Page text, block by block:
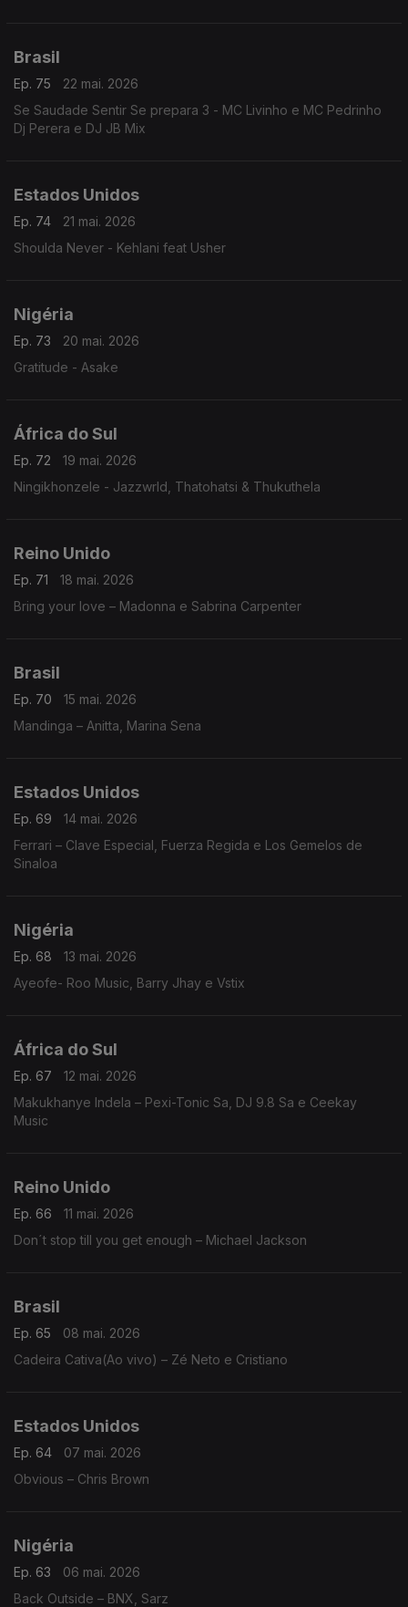
Brasil
Ep. 75
22 mai. 2026
Se Saudade Sentir Se prepara 3 - MC Livinho e MC Pedrinho
Dj Perera e DJ JB Mix
Estados Unidos
Ep. 74
21 mai. 2026
Shoulda Never - Kehlani feat Usher
Nigéria
Ep. 73
20 mai. 2026
Gratitude - Asake
África do Sul
Ep. 72
19 mai. 2026
Ningikhonzele - Jazzwrld, Thatohatsi & Thukuthela
Reino Unido
Ep. 71
18 mai. 2026
Bring your love – Madonna e Sabrina Carpenter
Brasil
Ep. 70
15 mai. 2026
Mandinga – Anitta, Marina Sena
Estados Unidos
Ep. 69
14 mai. 2026
Ferrari – Clave Especial, Fuerza Regida e Los Gemelos de
Sinaloa
Nigéria
Ep. 68
13 mai. 2026
Ayeofe- Roo Music, Barry Jhay e Vstix
África do Sul
Ep. 67
12 mai. 2026
Makukhanye Indela – Pexi-Tonic Sa, DJ 9.8 Sa e Ceekay
Music
Reino Unido
Ep. 66
11 mai. 2026
Don´t stop till you get enough – Michael Jackson
Brasil
Ep. 65
08 mai. 2026
Cadeira Cativa(Ao vivo) – Zé Neto e Cristiano
Estados Unidos
Ep. 64
07 mai. 2026
Obvious – Chris Brown
Nigéria
Ep. 63
06 mai. 2026
Back Outside – BNX, Sarz